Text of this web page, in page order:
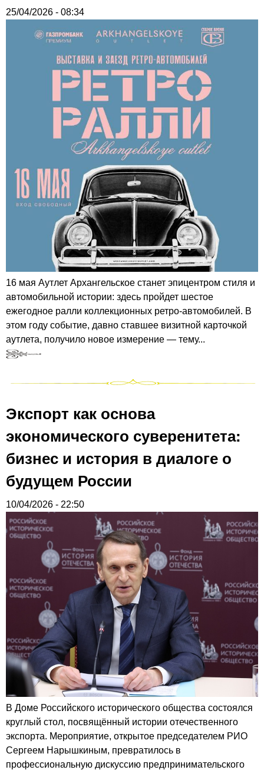
25/04/2026 - 08:34
16 мая Аутлет Архангельское станет эпицентром стиля и
автомобильной истории: здесь пройдет шестое
ежегодное ралли коллекционных ретро-автомобилей. В
этом году событие, давно ставшее визитной карточкой
аутлета, получило новое измерение — тему...
Экспорт как основа
экономического суверенитета:
бизнес и история в диалоге о
будущем России
10/04/2026 - 22:50
В Доме Российского исторического общества состоялся
круглый стол, посвящённый истории отечественного
экспорта. Мероприятие, открытое председателем РИО
Сергеем Нарышкиным, превратилось в
профессиональную дискуссию предпринимательского